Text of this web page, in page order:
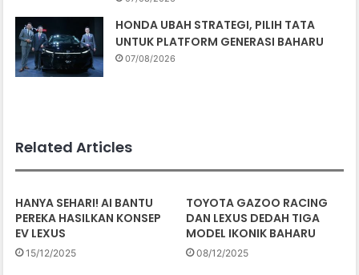
HONDA UBAH STRATEGI, PILIH TATA
UNTUK PLATFORM GENERASI BAHARU
07/08/2026
Related Articles
HANYA SEHARI! AI BANTU
PEREKA HASILKAN KONSEP
EV LEXUS
15/12/2025
TOYOTA GAZOO RACING
DAN LEXUS DEDAH TIGA
MODEL IKONIK BAHARU
08/12/2025